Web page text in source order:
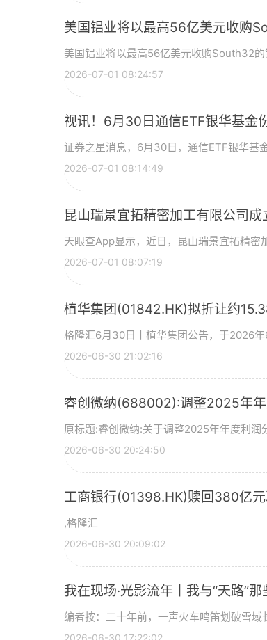
美国铝业将以最高56亿美元收购
美国铝业将以最高56亿美元收购South32的
2026-07-01 08:24:57
视讯！6月30日通信ETF银华基金
证券之星消息，6月30日，通信ETF银华基
2026-07-01 08:14:49
昆山瑞景宜拓精密加工有限公司
天眼查App显示，近日，昆山瑞景宜拓精密
2026-07-01 08:07:19
植华集团(01842.HK)拟折让约
格隆汇6月30日丨植华集团公告，于2026
2026-06-30 21:02:16
睿创微纳(688002):调整2025年
原标题:睿创微纳:关于调整2025年年度利
2026-06-30 20:24:50
工商银行(01398.HK)赎回380亿
,格隆汇
2026-06-30 20:09:02
我在现场·光影流年丨我与“天路”
编者按：二十年前，一声火车鸣笛划破雪
2026-06-30 17:22:02